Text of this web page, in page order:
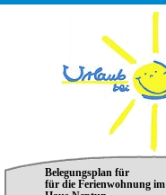
Belegungsplan für
für die Ferienwohnung im